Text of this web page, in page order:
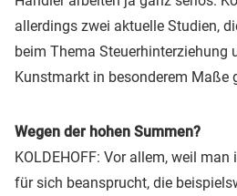
allerdings zwei aktuelle Studien,
beim Thema Steuerhinterziehung
Kunstmarkt in besonderem Maße
Wegen der hohen Summen?
KOLDEHOFF: Vor allem, weil
für sich beansprucht, die